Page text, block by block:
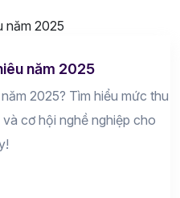
năm 2025
2025? Tìm hiểu mức thu
cơ hội nghề nghiệp cho